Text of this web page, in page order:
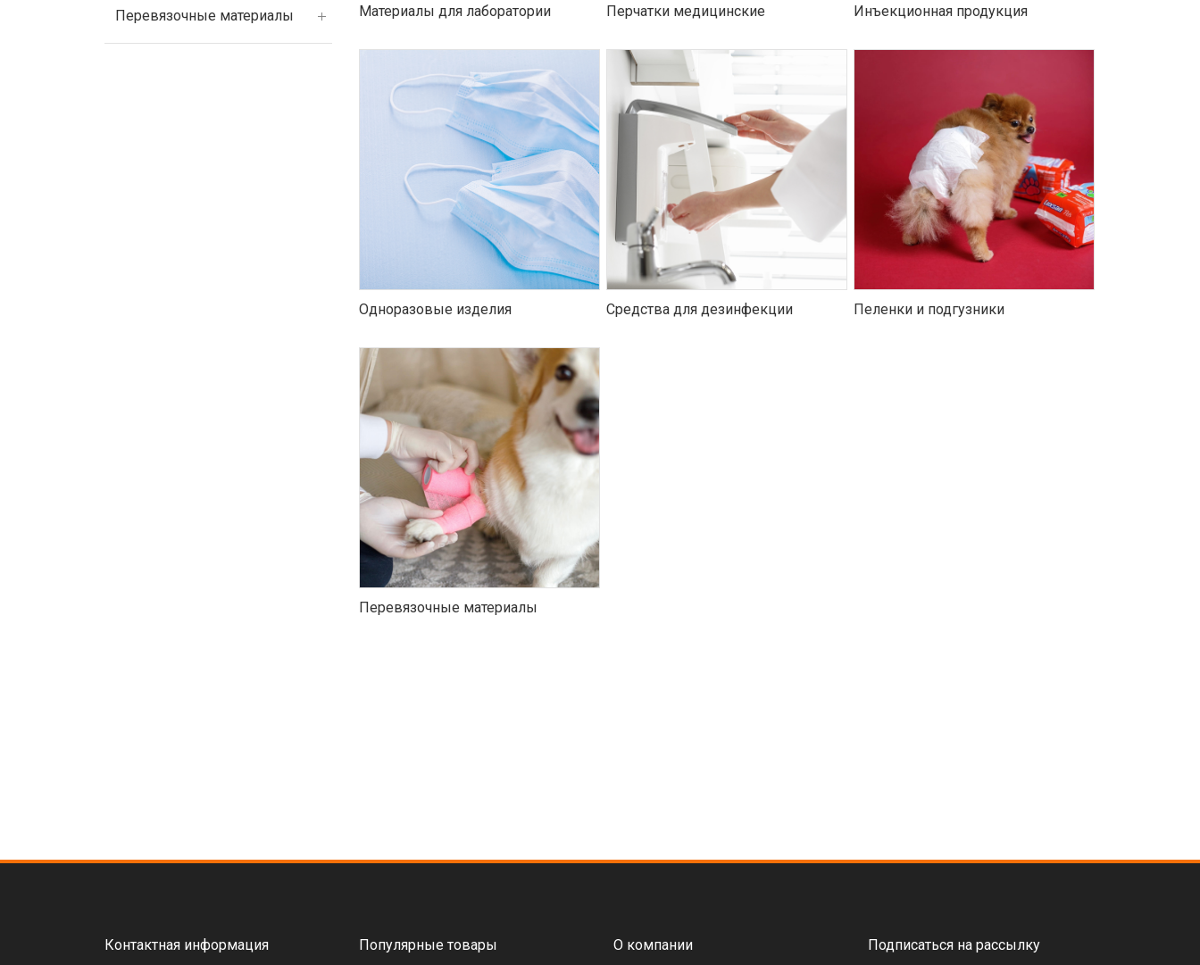
Перевязочные материалы Материалы для лаборатории Перчатки медицинские Инъекционная продукция
Одноразовые изделия Средства для дезинфекции Пеленки и подгузники
Перевязочные материалы
Контактная информация Популярные товары О компании Подписаться на рассылку